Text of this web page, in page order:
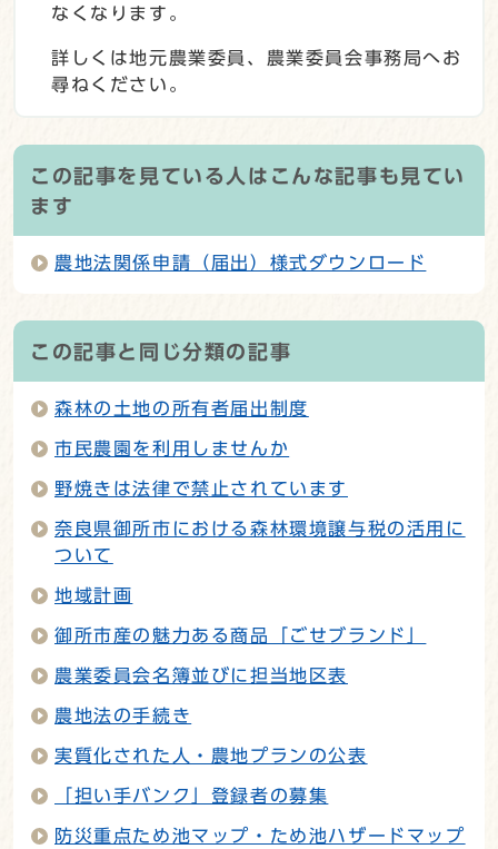
なくなります。
詳しくは地元農業委員、農業委員会事務局へお
尋ねください。
この記事を見ている人はこんな記事も見てい
ます
農地法関係申請（届出）様式ダウンロード
この記事と同じ分類の記事
森林の土地の所有者届出制度
市民農園を利用しませんか
野焼きは法律で禁止されています
奈良県御所市における森林環境譲与税の活用に
ついて
地域計画
御所市産の魅力ある商品「ごせブランド」
農業委員会名簿並びに担当地区表
農地法の手続き
実質化された人・農地プランの公表
「担い手バンク」登録者の募集
防災重点ため池マップ・ため池ハザードマップ